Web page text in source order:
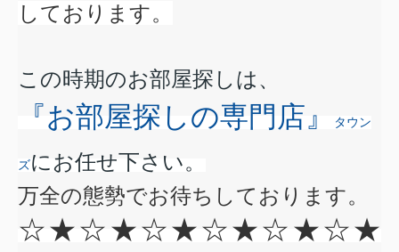
しております。
この時期のお部屋探しは、
『お部屋探しの専門店』 タウン
ズにお任せ下さい。
万全の態勢でお待ちしております。
☆★☆★☆★☆★☆★☆★